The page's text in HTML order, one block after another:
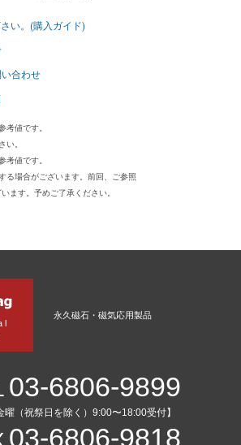
い。(購入ガイド)
合わせ
値です。
。
値です。
る場合がございます。前回、ご参照
ます。予めご了承ください。
永久磁石・磁気応用製品
03-6806-9899
曜（祝祭日を除く）9:00〜18:00受付】
03-6806-9818